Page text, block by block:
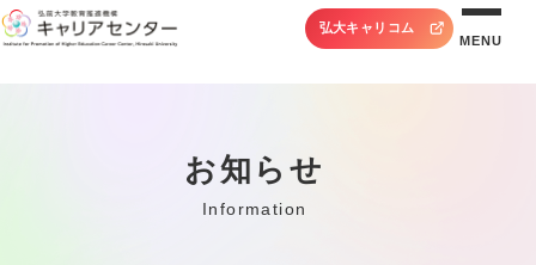
弘大キャリコム
MENU
お知らせ
Information